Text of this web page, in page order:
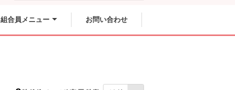
組合員メニュー お問い合わせ